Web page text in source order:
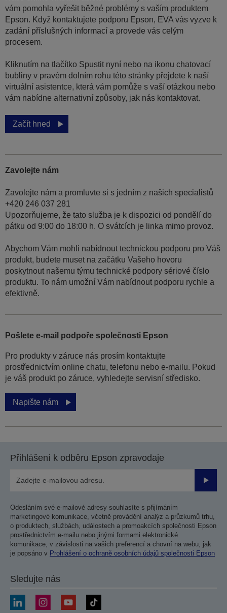
vám pomohla vyřešit běžné problémy s vaším produktem
Epson. Když kontaktujete podporu Epson, EVA vás vyzve k
zadání příslušných informací a provede vás celým
procesem.
Kliknutím na tlačítko Spustit nyní nebo na ikonu chatovací
bubliny v pravém dolním rohu této stránky přejdete k naší
virtuální asistentce, která vám pomůže s vaší otázkou nebo
vám nabídne alternativní způsoby, jak nás kontaktovat.
Začít hned
Zavolejte nám
Zavolejte nám a promluvte si s jedním z našich specialistů
+420 246 037 281
Upozorňujeme, že tato služba je k dispozici od pondělí do
pátku od 9:00 do 18:00 h. O svátcích je linka mimo provoz.
Abychom Vám mohli nabídnout technickou podporu pro Váš
produkt, budete muset na začátku Vašeho hovoru
poskytnout našemu týmu technické podpory sériové číslo
produktu. To nám umožní Vám nabídnout podporu rychle a
efektivně.
Pošlete e-mail podpoře společnosti Epson
Pro produkty v záruce nás prosím kontaktujte
prostřednictvím online chatu, telefonu nebo e-mailu. Pokud
je váš produkt po záruce, vyhledejte servisní středisko.
Napište nám
Přihlášení k odběru Epson zpravodaje
Odesláním své e-mailové adresy souhlasíte s přijímáním
marketingové komunikace, včetně provádění analýz a průzkumů trhu,
o produktech, službách, událostech a promoakcích společnosti Epson
prostřednictvím e-mailu nebo jinými formami elektronické
komunikace, v závislosti na vašich preferencí a chovní na webu, jak
je popsáno v Prohlášení o ochraně osobních údajů společnosti Epson
Sledujte nás